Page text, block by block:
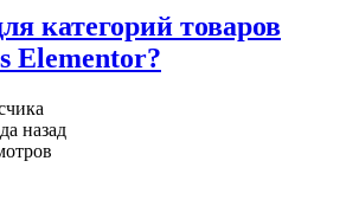
категорий товаров
Elementor?
назад